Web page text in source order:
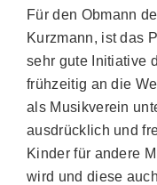
Für den Obmann
Kurzmann, ist das
sehr gute Initiative
frühzeitig an die
als Musikverein
ausdrücklich und
Kinder für andere
wird und diese